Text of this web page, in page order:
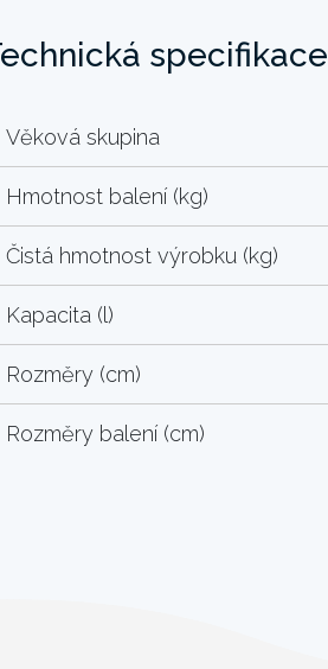
specifikace
Věková skupina
Hmotnost balení (kg)
Čistá hmotnost výrobku (kg)
Kapacita (l)
Rozměry (cm)
Rozměry balení (cm)